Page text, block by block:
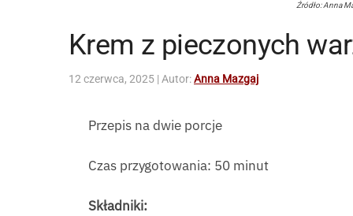
Źródło: Anna
Krem z pieczonych
12 czerwca, 2025 | Autor:Anna Mazgaj
Przepis na dwie porcje
Czas przygotowania: 50 minut
Składniki: